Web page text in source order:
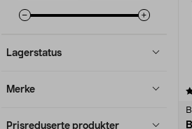
Lagerstatus
Merke
Prisreduserte produkter